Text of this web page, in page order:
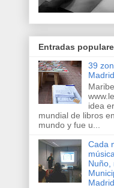
Entradas
39
Madrid
idea
mundial de libros
mundo y fue u...
Cada
Nuño,
Madrid